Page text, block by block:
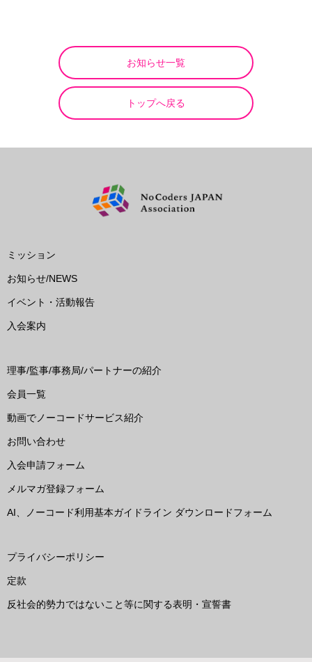
お知らせ一覧
トップへ戻る
ミッション
お知らせ/NEWS
イベント・活動報告
入会案内
理事/監事/事務局/パートナーの紹介
会員一覧
動画でノーコードサービス紹介
お問い合わせ
入会申請フォーム
メルマガ登録フォーム
AI、ノーコード利用基本ガイドライン ダウンロードフォーム
プライバシーポリシー
定款
反社会的勢力ではないこと等に関する表明・宣誓書